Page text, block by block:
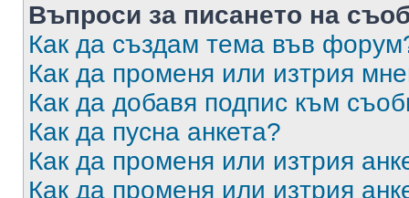
Въпроси за писането на
Как да създам тема във
Как да променя или изтрия
Как да добавя подпис към
Как да пусна анкета?
Как да променя или изтрия
Как да променя или изтрия